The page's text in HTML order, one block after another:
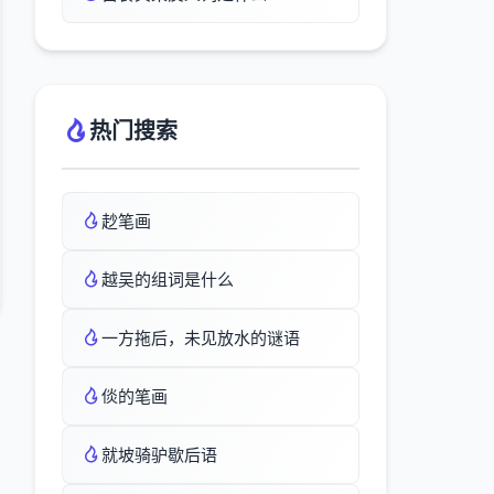
热门搜索
赻笔画
越吴的组词是什么
一方拖后，未见放水的谜语
倓的笔画
就坡骑驴歇后语